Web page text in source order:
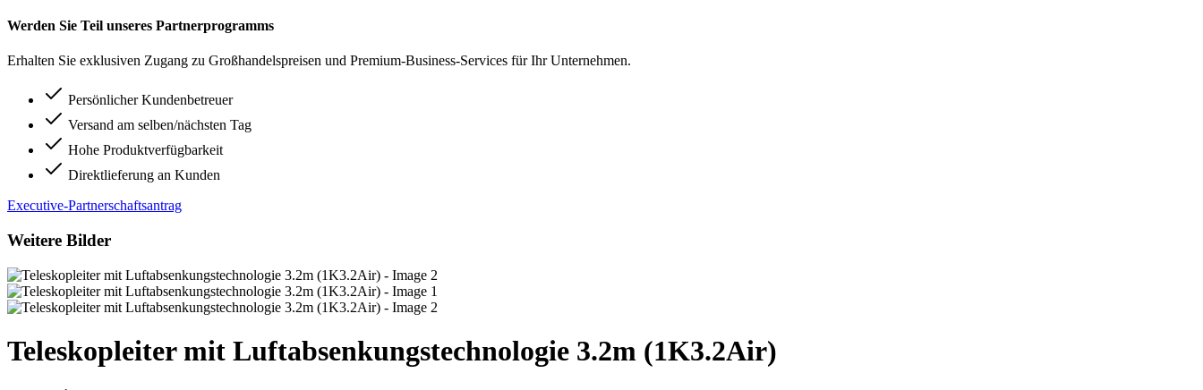
Werden Sie Teil unseres Partnerprogramms
Erhalten Sie exklusiven Zugang zu Großhandelspreisen und Premium-Business-Services für Ihr Unternehmen.
Persönlicher Kundenbetreuer
Versand am selben/nächsten Tag
Hohe Produktverfügbarkeit
Direktlieferung an Kunden
Executive-Partnerschaftsantrag
Weitere Bilder
Teleskopleiter mit Luftabsenkungstechnologie 3.2m (1K3.2Air)